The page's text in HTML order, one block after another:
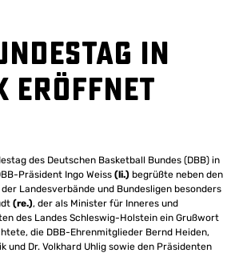
in
eröffnet
des Deutschen Basketball Bundes (DBB) in
Präsident Ingo Weiss (li.) begrüßte neben den
Landesverbände und Bundesligen besonders
(re.), der als Minister für Inneres und
des Landes Schleswig-Holstein ein Grußwort
die DBB-Ehrenmitglieder Bernd Heiden,
und Dr. Volkhard Uhlig sowie den Präsidenten